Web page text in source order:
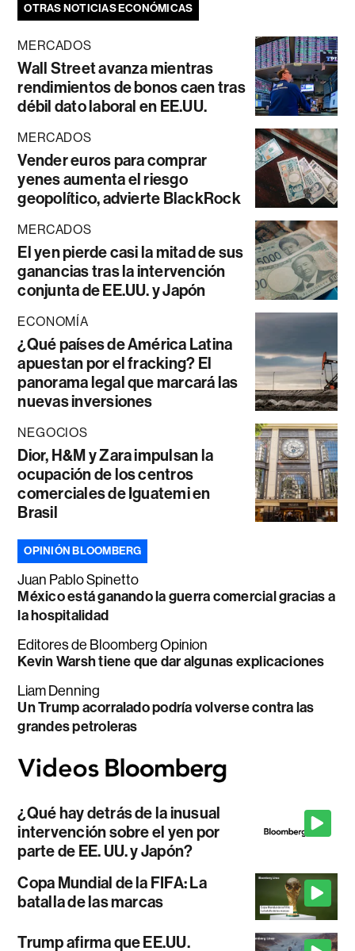
OTRAS NOTICIAS ECONÓMICAS
MERCADOS
Wall Street avanza mientras
rendimientos de bonos caen tras
débil dato laboral en EE.UU.
MERCADOS
Vender euros para comprar
yenes aumenta el riesgo
geopolítico, advierte BlackRock
MERCADOS
El yen pierde casi la mitad de sus
ganancias tras la intervención
conjunta de EE.UU. y Japón
ECONOMÍA
¿Qué países de América Latina
apuestan por el fracking? El
panorama legal que marcará las
nuevas inversiones
NEGOCIOS
Dior, H&M y Zara impulsan la
ocupación de los centros
comerciales de Iguatemi en
Brasil
OPINIÓN BLOOMBERG
Juan Pablo Spinetto
México está ganando la guerra comercial gracias a
la hospitalidad
Editores de Bloomberg Opinion
Kevin Warsh tiene que dar algunas explicaciones
Liam Denning
Un Trump acorralado podría volverse contra las
grandes petroleras
¿Qué hay detrás de la inusual
intervención sobre el yen por
parte de EE. UU. y Japón?
Copa Mundial de la FIFA: La
batalla de las marcas
Trump afirma que EE.UU.